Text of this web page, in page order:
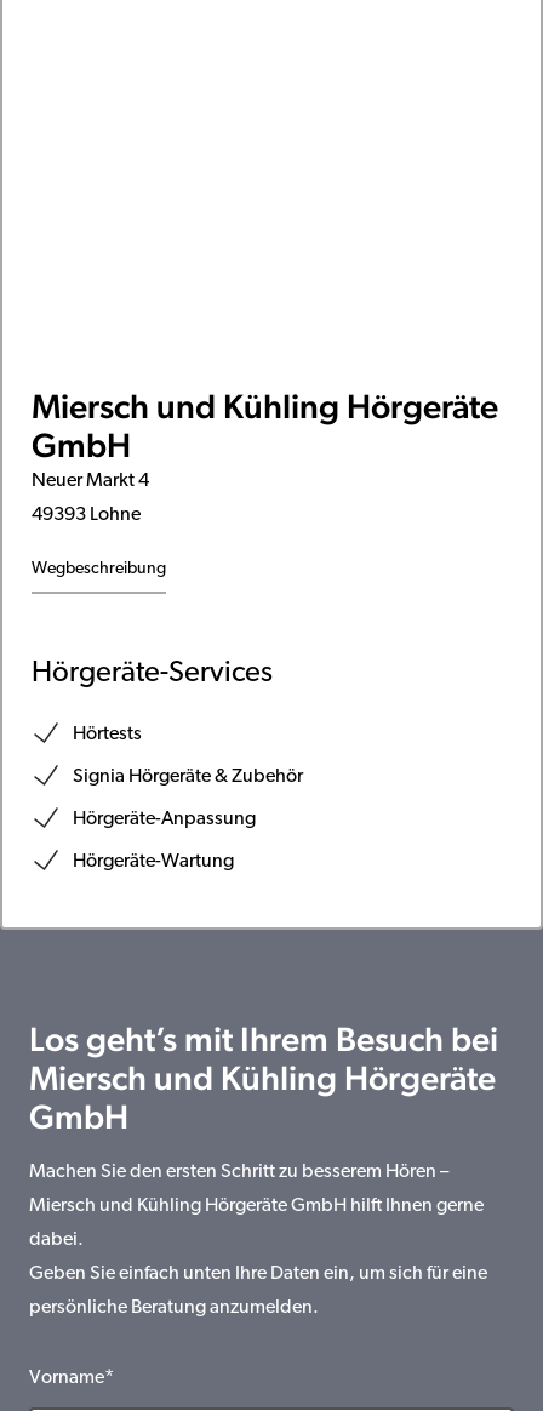
Miersch und Kühling Hörgeräte
GmbH
Neuer Markt 4
49393 Lohne
Wegbeschreibung
Hörgeräte-Services
Hörtests
Signia Hörgeräte & Zubehör
Hörgeräte-Anpassung
Hörgeräte-Wartung
Los geht’s mit Ihrem Besuch bei
Miersch und Kühling Hörgeräte
GmbH
Machen Sie den ersten Schritt zu besserem Hören –
Miersch und Kühling Hörgeräte GmbH hilft Ihnen gerne
dabei.
Geben Sie einfach unten Ihre Daten ein, um sich für eine
persönliche Beratung anzumelden.
Vorname*